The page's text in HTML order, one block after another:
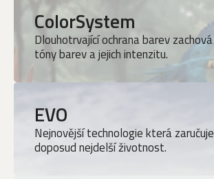
ColorSystem
Dlouhotrvající ochrana barev zachová
tóny barev a jejich intenzitu.
EVO
Nejnovější technologie která zaručuje
doposud nejdelší životnost.